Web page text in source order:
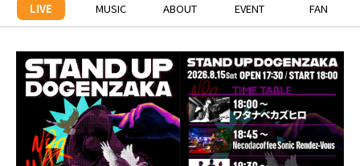
LIVE MUSIC ABOUT EVENT FAN